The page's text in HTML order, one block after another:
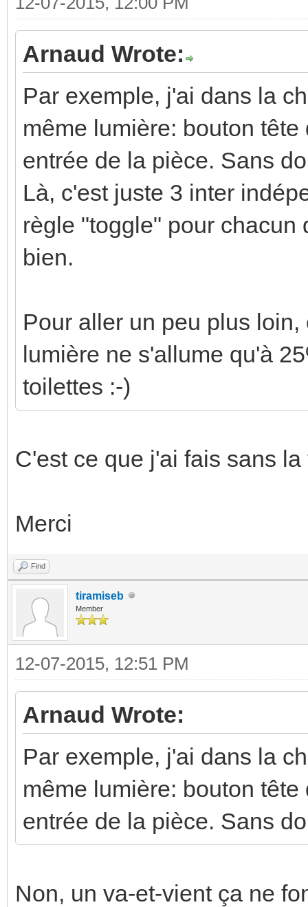
Arnaud Wrote:
Par exemple, j'ai dans la
même lumière: bouton
entrée de la pièce. Sans
Là, c'est juste 3 inter
règle "toggle" pour chacun
bien.
Pour aller un peu plus
lumière ne s'allume qu'à
toilettes :-)
C'est ce que j'ai fais sans
Merci
Find
tiramiseb
Member
12-07-2015, 12:51 PM
Arnaud Wrote:
Par exemple, j'ai dans la
même lumière: bouton
entrée de la pièce. Sans
Non, un va-et-vient ça ne